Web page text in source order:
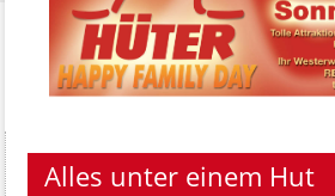
Alles unter einem Hut